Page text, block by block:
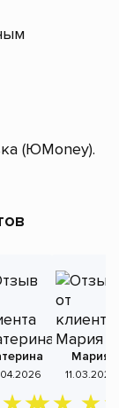
(ЮMoney).
Мария
11.03.2026